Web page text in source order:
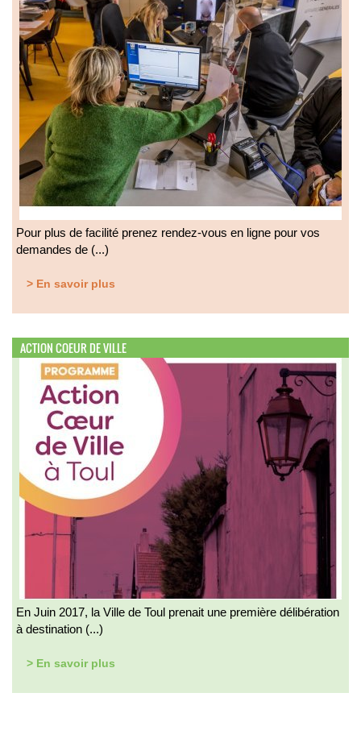
Pour plus de facilité prenez rendez-vous en ligne pour vos
demandes de (...)
> En savoir plus
ACTION COEUR DE VILLE
En Juin 2017, la Ville de Toul prenait une première délibération
à destination (...)
> En savoir plus